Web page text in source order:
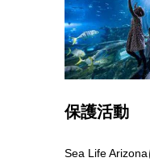
保護活動
Sea Life